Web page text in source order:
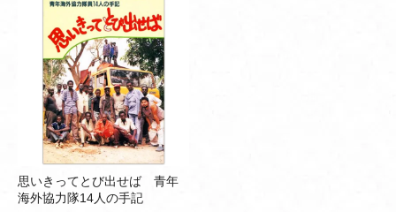
思いきってとび出せば 青年
海外協力隊14人の手記